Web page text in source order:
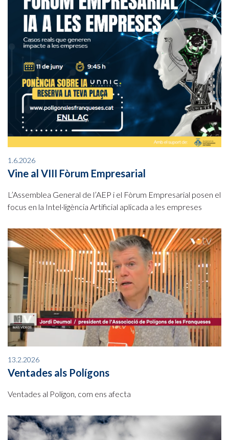
1.6.2026
Vine al VIII Fòrum Empresarial
L’Assemblea General de l’AEP i el Fòrum Empresarial posen el
focus en la Intel·ligència Artificial aplicada a les empreses
13.2.2026
Ventades als Polígons
Ventades al Polígon, com ens afecta